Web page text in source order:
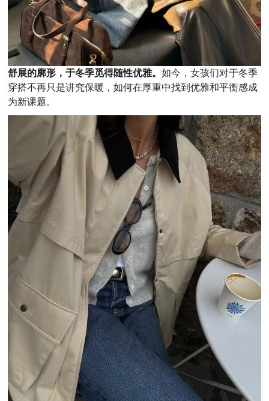
舒展的廓形，于冬季觅得随性优雅。如今，女孩们对于冬季
穿搭不再只是讲究保暖，如何在厚重中找到优雅和平衡感成
为新课题。